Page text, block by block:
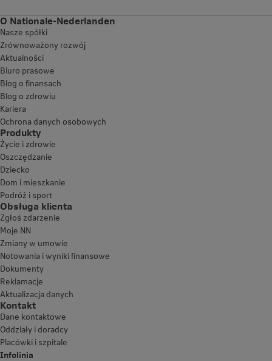
O Nationale-Nederlanden
Nasze spółki
Zrównoważony rozwój
Aktualności
Biuro prasowe
Blog o finansach
Blog o zdrowiu
Kariera
Ochrona danych osobowych
Produkty
Życie i zdrowie
Oszczędzanie
Dziecko
Dom i mieszkanie
Podróż i sport
Obsługa klienta
Zgłoś zdarzenie
Moje NN
Zmiany w umowie
Notowania i wyniki finansowe
Dokumenty
Reklamacje
Aktualizacja danych
Kontakt
Dane kontaktowe
Oddziały i doradcy
Placówki i szpitale
Infolinia